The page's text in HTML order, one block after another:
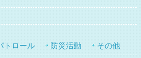
トロール 防災活動 その他